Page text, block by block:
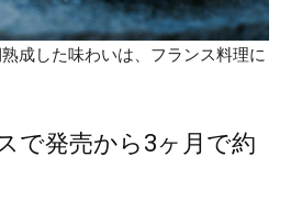
成した味わいは、フランス料理に
で発売から3ヶ月で約